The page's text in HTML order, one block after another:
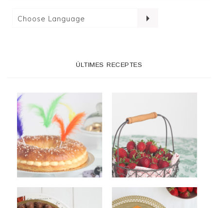
ÚLTIMES RECEPTES